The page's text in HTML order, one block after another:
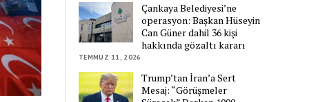
Çankaya Belediyesi’ne
operasyon: Başkan Hüseyin
Can Güner dahil 36 kişi
hakkında gözaltı kararı
TEMMUZ 11, 2026
Trump’tan İran’a Sert
Mesaj: “Görüşmeler